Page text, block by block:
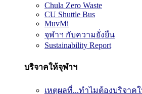
Chula Zero Waste
CU Shuttle Bus
MuvMi
จุฬาฯ กับความยั่งยืน
Sustainability Report
บริจาคให้จุฬาฯ
เหตุผลที่...ทำไมต้องบริจาค